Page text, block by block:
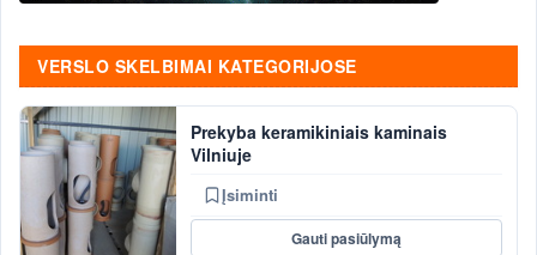
VERSLO SKELBIMAI KATEGORIJOSE
Prekyba keramikiniais kaminais
Vilniuje
Įsiminti
Gauti pasiūlymą